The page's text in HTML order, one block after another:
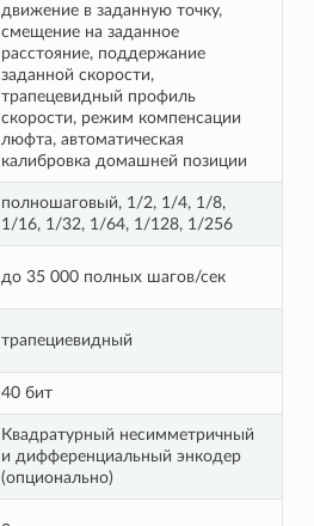
движение в заданную точку,
смещение на заданное
расстояние, поддержание
заданной скорости,
трапецевидный профиль
скорости, режим компенсации
люфта, автоматическая
калибровка домашней позиции
полношаговый, 1/2, 1/4, 1/8,
1/16, 1/32, 1/64, 1/128, 1/256
до 35 000 полных шагов/сек
трапециевидный
40 бит
Квадратурный несимметричный
и дифференциальный энкодер
(опционально)